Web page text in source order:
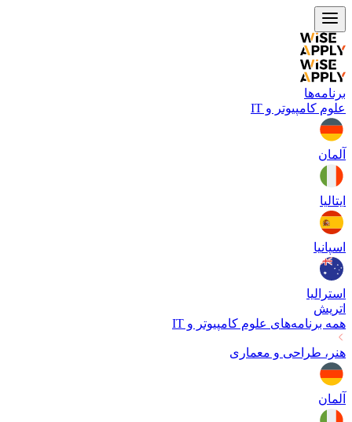
برنامه‌ها
علوم کامپیوتر و IT
آلمان
ایتالیا
اسپانیا
استرالیا
اتریش
همه برنامه‌های علوم کامپیوتر و IT
هنر، طراحی و معماری
آلمان